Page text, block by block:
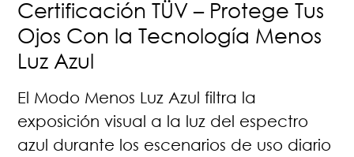
Certificación TÜV – Protege Tus
Ojos Con la Tecnología Menos
Luz Azul
El Modo Menos Luz Azul filtra la
exposición visual a la luz del espectro
azul durante los escenarios de uso diario